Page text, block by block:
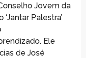
Jovem da
Palestra’
Ele
de José